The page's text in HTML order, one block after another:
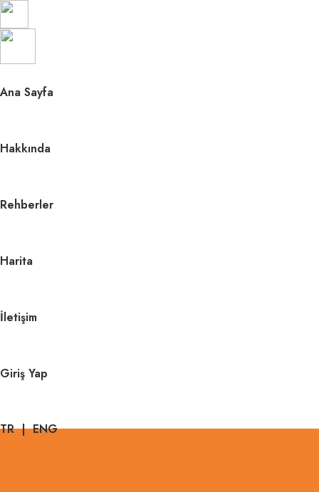
About
Services
Ana Sayfa
Hakkında
Rehberler
Harita
İletişim
Giriş Yap
TR | ENG